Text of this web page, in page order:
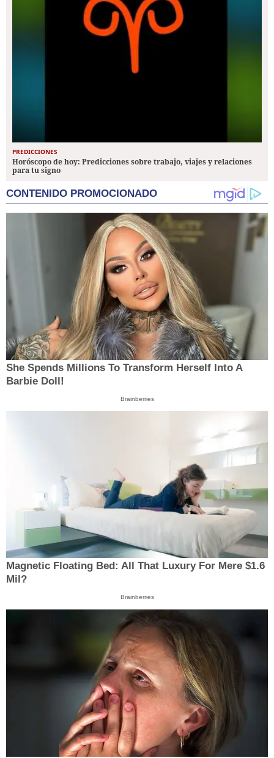
PREDICCIONES
Horóscopo de hoy: Predicciones sobre trabajo, viajes y relaciones
para tu signo
CONTENIDO PROMOCIONADO
She Spends Millions To Transform Herself Into A
Barbie Doll!
Brainberries
Magnetic Floating Bed: All That Luxury For Mere $1.6
Mil?
Brainberries